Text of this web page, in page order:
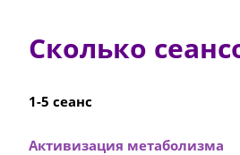
Сколько
1-5 сеанс
Активизация метаболизма